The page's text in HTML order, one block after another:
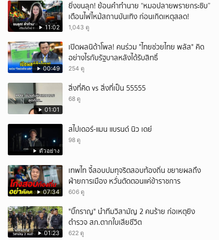
11:02
ยิ่งขนลุก! ย้อนคำทำนาย “หมอปลายพรายกระซิบ”
เตือนไฟไหม้สถานบันเทิง ก่อนเกิดเหตุสลด!
1,043 ดู
00:49
เปิดผลนิด้าโพล! คนร่วม "ไทยช่วยไทย พลัส" คิด
อย่างไรกับรัฐบาลหลังได้รับสิทธิ์
254 ดู
01:01
สิ่งที่คิด vs สิ่งที่เป็น 55555
68 ดู
ตัวอย่าง
สไปเดอร์-แมน แบรนด์ นิว เดย์
98 ดู
07:34
เทพไท จี้สอบปมทุจริตสอบท้องถิ่น ขยายผลถึง
ฝ่ายการเมือง หวั่นตัดตอนแค่ข้าราชการ
606 ดู
01:23
"บิ๊กราญ" นำทีมวิสามัญ 2 คนร้าย ก่อเหตุยิง
ตำรวจ สภ.ตากใบเสียชีวิต
622 ดู